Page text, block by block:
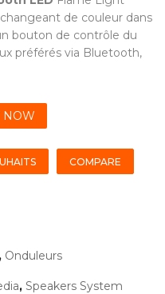
de couleur dans
bouton de contrôle du
préférés via Bluetooth,
NOW
COMPARE
, Onduleurs
, Speakers System